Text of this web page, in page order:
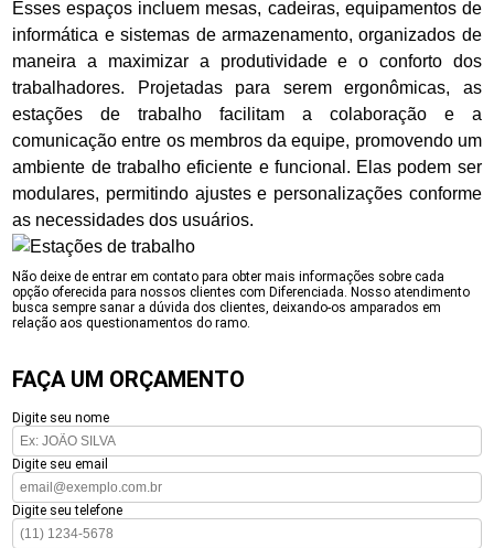
Esses espaços incluem mesas, cadeiras, equipamentos de
informática e sistemas de armazenamento, organizados de
maneira a maximizar a produtividade e o conforto dos
trabalhadores. Projetadas para serem ergonômicas, as
estações de trabalho facilitam a colaboração e a
comunicação entre os membros da equipe, promovendo um
ambiente de trabalho eficiente e funcional. Elas podem ser
modulares, permitindo ajustes e personalizações conforme
as necessidades dos usuários.
Não deixe de entrar em contato para obter mais informações sobre cada
opção oferecida para nossos clientes com Diferenciada. Nosso atendimento
busca sempre sanar a dúvida dos clientes, deixando-os amparados em
relação aos questionamentos do ramo.
FAÇA UM ORÇAMENTO
Digite seu nome
Digite seu email
Digite seu telefone